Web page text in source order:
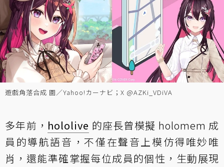
遊戲角落合成 圖／Yahoo!カーナビ；X @AZKi_VDiVA
多年前， hololive 的座長曾模擬 holomem 成
員的導航語音，不僅在聲音上模仿得唯妙唯
肖，還能準確掌握每位成員的個性，生動展現